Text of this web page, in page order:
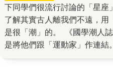
下同學們很流行討論的「星座
了解其實古人離我們不遠，
是很「潮」的。 《國學潮人
是將他們跟「運動家」作連結